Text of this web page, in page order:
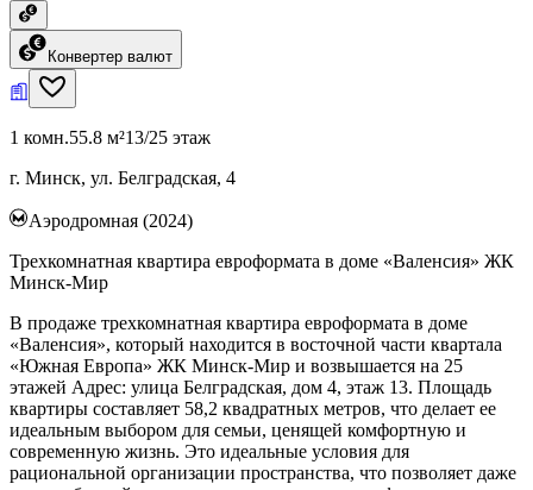
Конвертер валют
1 комн.55.8 м²13/25 этаж
г. Минск, ул. Белградская, 4
Аэродромная (2024)
Трехкомнатная квартира евроформата в доме «Валенсия» ЖК
Минск-Мир
В продаже трехкомнатная квартира евроформата в доме
«Валенсия», который находится в восточной части квартала
«Южная Европа» ЖК Минск-Мир и возвышается на 25
этажей Адрес: улица Белградская, дом 4, этаж 13. Площадь
квартиры составляет 58,2 квадратных метров, что делает ее
идеальным выбором для семьи, ценящей комфортную и
современную жизнь. Это идеальные условия для
рациональной организации пространства, что позволяет даже